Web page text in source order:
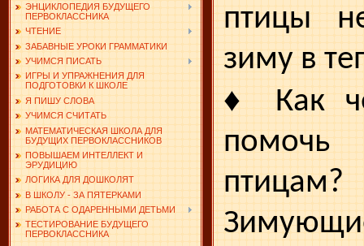
ЭНЦИКЛОПЕДИЯ БУДУЩЕГО
ПЕРВОКЛАССНИКА
ЧТЕНИЕ
ЗАБАВНЫЕ УРОКИ ГРАММАТИКИ
УЧИМСЯ ПИСАТЬ
ИГРЫ И УПРАЖНЕНИЯ ДЛЯ
ПОДГОТОВКИ К ШКОЛЕ
Я ПИШУ СЛОВА
УЧИМСЯ СЧИТАТЬ
МАТЕМАТИЧЕСКАЯ ШКОЛА ДЛЯ
БУДУЩИХ ПЕРВОКЛАССНИКОВ
ПОВЫШАЕМ ИНТЕЛЛЕКТ И
ЭРУДИЦИЮ
ЛОГИКА ДЛЯ ДОШКОЛЯТ
В ШКОЛУ - ЗА ПЯТЕРКАМИ
РАБОТА С ОДАРЕННЫМИ ДЕТЬМИ
ТЕСТИРОВАНИЕ БУДУЩЕГО
ПЕРВОКЛАССНИКА
птицы
зиму в
♦
Как
птицам?